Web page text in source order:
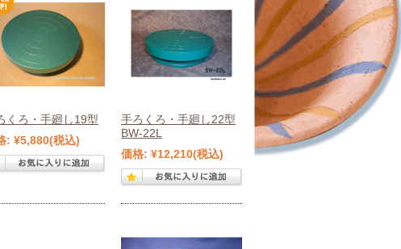
くろ・手廻し19型
: ¥5,880(税込)
手ろくろ・手廻し22型
BW-22L
価格: ¥12,210(税込)